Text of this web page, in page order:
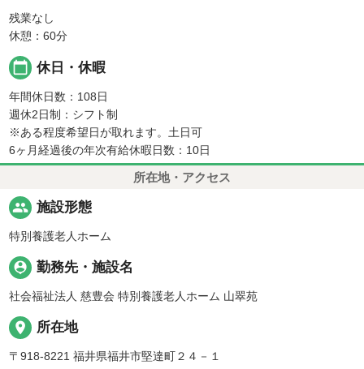
残業なし
休憩：60分
calendar_today 休日・休暇
年間休日数：108日
週休2日制：シフト制
※ある程度希望日が取れます。土日可
6ヶ月経過後の年次有給休暇日数：10日
所在地・アクセス
people 施設形態
特別養護老人ホーム
person_pin 勤務先・施設名
社会福祉法人 慈豊会 特別養護老人ホーム 山翠苑
place 所在地
〒918-8221 福井県福井市堅達町２４－１